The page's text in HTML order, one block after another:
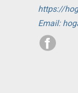
https://
Email: